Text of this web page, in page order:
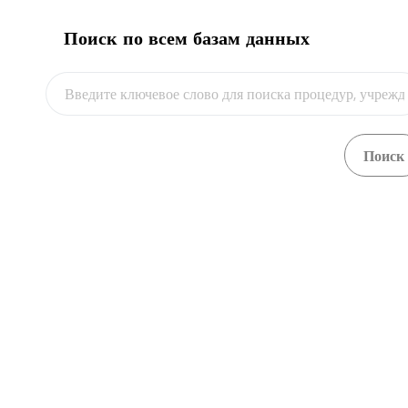
Поиск по всем базам данных
пр.